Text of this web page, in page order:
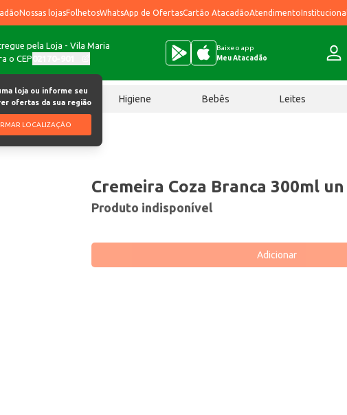
Nossas lojasFolhetosWhatsApp de OfertasCartão AtacadãoAtendimentoInstitucional
pela Loja - Vila Maria
o CEP
loja ou informe seu
ofertas da sua região
LOCALIZAÇÃO
Baixe o app
Meu Atacadão
Chocolates Higiene Bebês Leites
300ml un
Cremeira Coza Branca 300ml un
Produto indisponível
Adicionar